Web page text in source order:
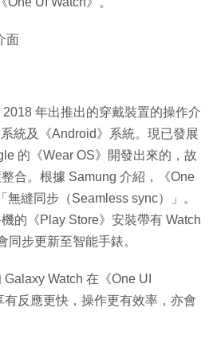
面
年出推出的穿戴裝置的操作介
統及《Android》系統。現已發展
的《Wear OS》開發出來的，故
合。根據 Samung 介紹，《One
無縫同步（Seamless sync）」。
的《Play Store》安裝帶有 Watch
同步更新至智能手錶。
Watch 在《One UI
反應更快，操作更有效率，亦會